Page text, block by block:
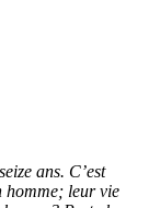
ans. C’est
homme; leur vie